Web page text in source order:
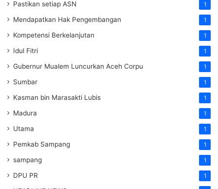
Pastikan setiap ASN 1
Mendapatkan Hak Pengembangan 1
Kompetensi Berkelanjutan 1
Idul Fitri 1
Gubernur Mualem Luncurkan Aceh Corpu 1
Sumbar 1
Kasman bin Marasakti Lubis 1
Madura 1
Utama 1
Pemkab Sampang 1
sampang 1
DPU PR 1